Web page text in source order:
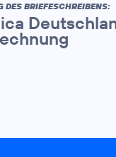
DES BRIEFESCHREIBENS: